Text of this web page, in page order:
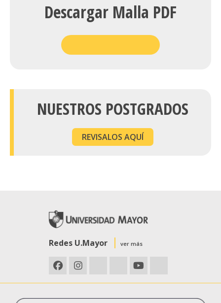
Descargar Malla PDF
NUESTROS POSTGRADOS
REVISALOS AQUÍ
Redes U.Mayor ver más